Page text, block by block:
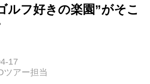
フ好きの楽園”がそこ
17
ツアー担当